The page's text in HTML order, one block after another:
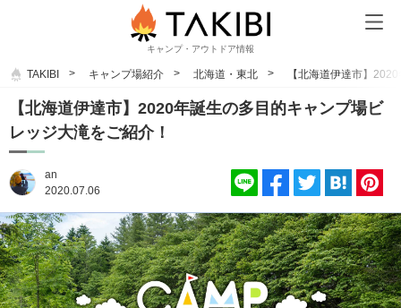
キャンプ・アウトドア情報
TAKIBI キャンプ場紹介 北海道・東北 【北海道伊達市】
【北海道伊達市】2020年誕生の多目的キャンプ場ビ
レッジ大滝をご紹介！
an
2020.07.06